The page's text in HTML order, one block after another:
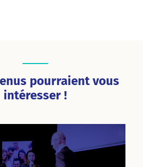
pourraient vous
intéresser !